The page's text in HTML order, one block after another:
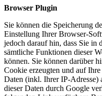
Browser Plugin
Sie können die Speicherung
Einstellung Ihrer Browser-
jedoch darauf hin, dass Sie in
sämtliche Funktionen dieser
können. Sie können darüber
Cookie erzeugten und auf
Daten (inkl. Ihrer IP-Adresse)
dieser Daten durch Google